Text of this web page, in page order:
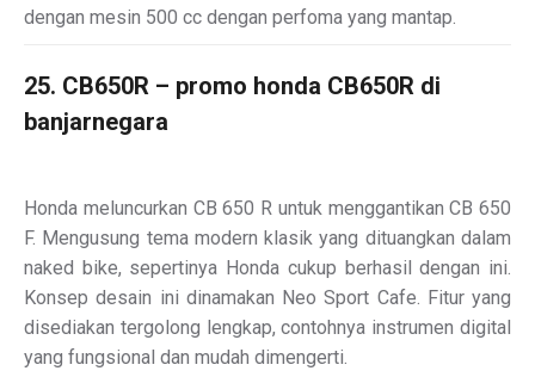
dengan mesin 500 cc dengan perfoma yang mantap.
25. CB650R – promo honda CB650R di
banjarnegara
Honda meluncurkan CB 650 R untuk menggantikan CB 650
F. Mengusung tema modern klasik yang dituangkan dalam
naked bike, sepertinya Honda cukup berhasil dengan ini.
Konsep desain ini dinamakan Neo Sport Cafe. Fitur yang
disediakan tergolong lengkap, contohnya instrumen digital
yang fungsional dan mudah dimengerti.